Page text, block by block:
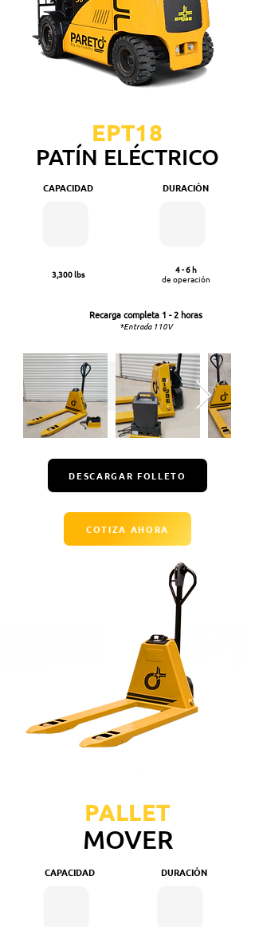
EPT18
PATÍN ELÉCTRICO
CAPACIDAD DURACIÓN
3,300 lbs
4 - 6 h
de operación
Recarga completa 1 - 2 horas
*Entrada 110V
DESCARGAR FOLLETO
COTIZA AHORA
PALLET
MOVER
CAPACIDAD DURACIÓN